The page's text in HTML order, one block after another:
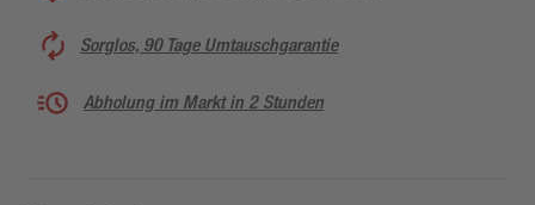
Sorglos, 90 Tage Umtauschgarantie
Abholung im Markt in 2 Stunden